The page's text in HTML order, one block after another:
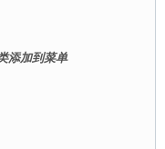
添加到菜单